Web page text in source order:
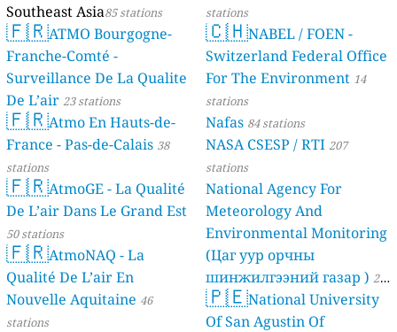
Southeast Asia85 stations
🇫🇷ATMO Bourgogne-
Franche-Comté -
Surveillance De La Qualite
De L’air 23 stations
🇫🇷Atmo En Hauts-de-
France - Pas-de-Calais 38
stations
🇫🇷AtmoGE - La Qualité
De L’air Dans Le Grand Est
50 stations
🇫🇷AtmoNAQ - La
Qualité De L’air En
Nouvelle Aquitaine 46
stations
stations
🇨🇭NABEL / FOEN -
Switzerland Federal Office
For The Environment 14
stations
Nafas 84 stations
NASA CSESP / RTI 207
stations
National Agency For
Meteorology And
Environmental Monitoring
(Цаг уур орчны
шинжилгээний газар ) 21
stations
🇵🇪National University
Of San Agustin Of